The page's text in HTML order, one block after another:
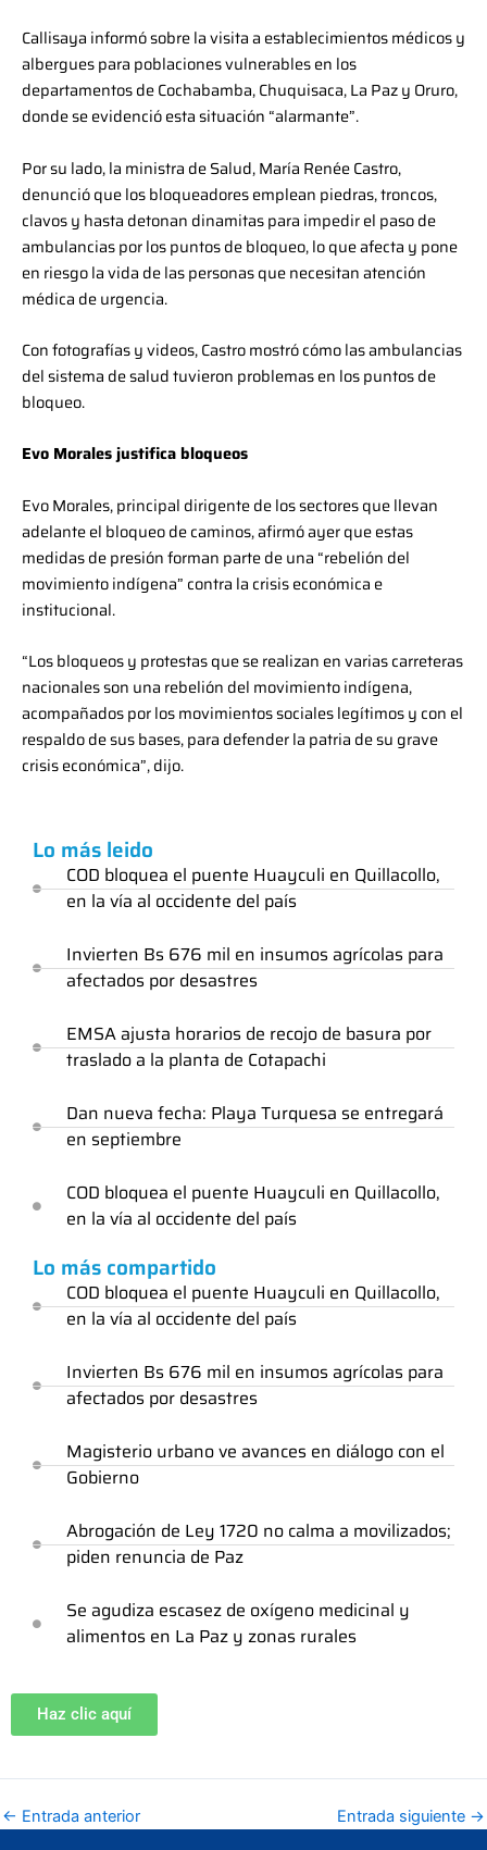
Callisaya informó sobre la visita a establecimientos médicos y
albergues para poblaciones vulnerables en los
departamentos de Cochabamba, Chuquisaca, La Paz y Oruro,
donde se evidenció esta situación “alarmante”.
Por su lado, la ministra de Salud, María Renée Castro,
denunció que los bloqueadores emplean piedras, troncos,
clavos y hasta detonan dinamitas para impedir el paso de
ambulancias por los puntos de bloqueo, lo que afecta y pone
en riesgo la vida de las personas que necesitan atención
médica de urgencia.
Con fotografías y videos, Castro mostró cómo las ambulancias
del sistema de salud tuvieron problemas en los puntos de
bloqueo.
Evo Morales justifica bloqueos
Evo Morales, principal dirigente de los sectores que llevan
adelante el bloqueo de caminos, afirmó ayer que estas
medidas de presión forman parte de una “rebelión del
movimiento indígena” contra la crisis económica e
institucional.
“Los bloqueos y protestas que se realizan en varias carreteras
nacionales son una rebelión del movimiento indígena,
acompañados por los movimientos sociales legítimos y con el
respaldo de sus bases, para defender la patria de su grave
crisis económica”, dijo.
Lo más leido
COD bloquea el puente Huayculi en Quillacollo,
en la vía al occidente del país
Invierten Bs 676 mil en insumos agrícolas para
afectados por desastres
EMSA ajusta horarios de recojo de basura por
traslado a la planta de Cotapachi
Dan nueva fecha: Playa Turquesa se entregará
en septiembre
COD bloquea el puente Huayculi en Quillacollo,
en la vía al occidente del país
Lo más compartido
COD bloquea el puente Huayculi en Quillacollo,
en la vía al occidente del país
Invierten Bs 676 mil en insumos agrícolas para
afectados por desastres
Magisterio urbano ve avances en diálogo con el
Gobierno
Abrogación de Ley 1720 no calma a movilizados;
piden renuncia de Paz
Se agudiza escasez de oxígeno medicinal y
alimentos en La Paz y zonas rurales
Haz clic aquí
← Entrada anterior Entrada siguiente →